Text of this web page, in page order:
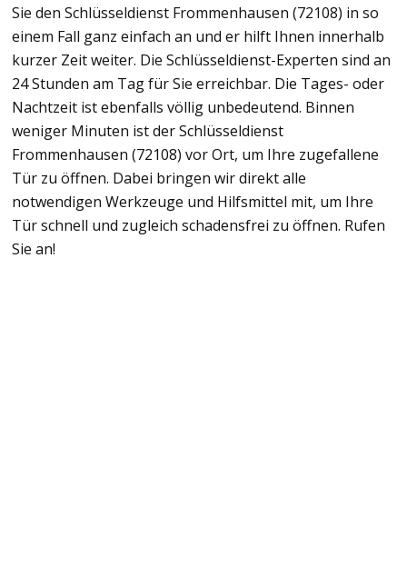
Sie den Schlüsseldienst Frommenhausen (72108) in so
einem Fall ganz einfach an und er hilft Ihnen innerhalb
kurzer Zeit weiter. Die Schlüsseldienst-Experten sind an
24 Stunden am Tag für Sie erreichbar. Die Tages- oder
Nachtzeit ist ebenfalls völlig unbedeutend. Binnen
weniger Minuten ist der Schlüsseldienst
Frommenhausen (72108) vor Ort, um Ihre zugefallene
Tür zu öffnen. Dabei bringen wir direkt alle
notwendigen Werkzeuge und Hilfsmittel mit, um Ihre
Tür schnell und zugleich schadensfrei zu öffnen. Rufen
Sie an!